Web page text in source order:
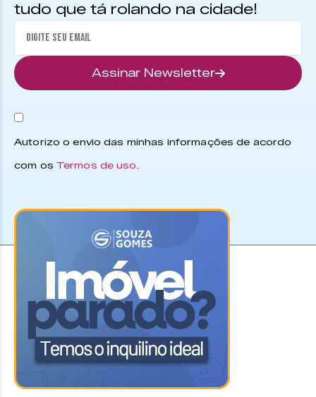
tudo que tá rolando na cidade!
Assinar Newsletter
Autorizo o envio das minhas informações de acordo
com os Termos de uso